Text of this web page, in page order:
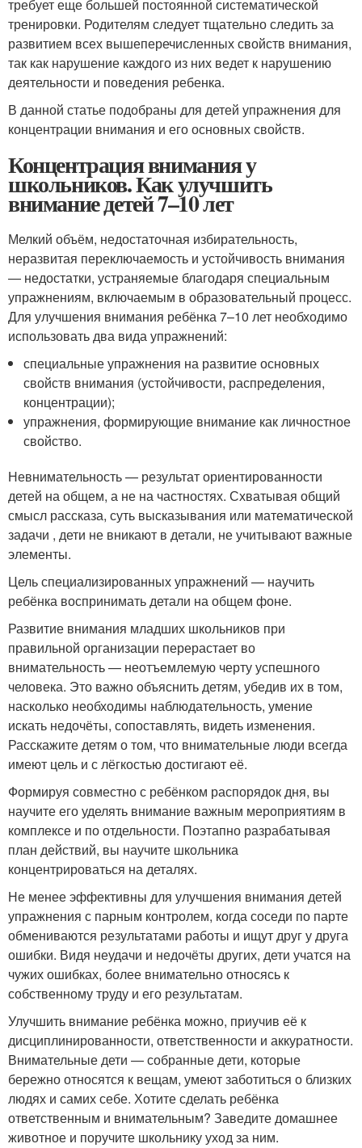
требует еще большей постоянной систематической
тренировки. Родителям следует тщательно следить за
развитием всех вышеперечисленных свойств внимания,
так как нарушение каждого из них ведет к нарушению
деятельности и поведения ребенка.
В данной статье подобраны для детей упражнения для
концентрации внимания и его основных свойств.
Концентрация внимания у
школьников. Как улучшить
внимание детей 7–10 лет
Мелкий объём, недостаточная избирательность,
неразвитая переключаемость и устойчивость внимания
— недостатки, устраняемые благодаря специальным
упражнениям, включаемым в образовательный процесс.
Для улучшения внимания ребёнка 7–10 лет необходимо
использовать два вида упражнений:
специальные упражнения на развитие основных
свойств внимания (устойчивости, распределения,
концентрации);
упражнения, формирующие внимание как личностное
свойство.
Невнимательность — результат ориентированности
детей на общем, а не на частностях. Схватывая общий
смысл рассказа, суть высказывания или математической
задачи , дети не вникают в детали, не учитывают важные
элементы.
Цель специализированных упражнений — научить
ребёнка воспринимать детали на общем фоне.
Развитие внимания младших школьников при
правильной организации перерастает во
внимательность — неотъемлемую черту успешного
человека. Это важно объяснить детям, убедив их в том,
насколько необходимы наблюдательность, умение
искать недочёты, сопоставлять, видеть изменения.
Расскажите детям о том, что внимательные люди всегда
имеют цель и с лёгкостью достигают её.
Формируя совместно с ребёнком распорядок дня, вы
научите его уделять внимание важным мероприятиям в
комплексе и по отдельности. Поэтапно разрабатывая
план действий, вы научите школьника
концентрироваться на деталях.
Не менее эффективны для улучшения внимания детей
упражнения с парным контролем, когда соседи по парте
обмениваются результатами работы и ищут друг у друга
ошибки. Видя неудачи и недочёты других, дети учатся на
чужих ошибках, более внимательно относясь к
собственному труду и его результатам.
Улучшить внимание ребёнка можно, приучив её к
дисциплинированности, ответственности и аккуратности.
Внимательные дети — собранные дети, которые
бережно относятся к вещам, умеют заботиться о близких
людях и самих себе. Хотите сделать ребёнка
ответственным и внимательным? Заведите домашнее
животное и поручите школьнику уход за ним.